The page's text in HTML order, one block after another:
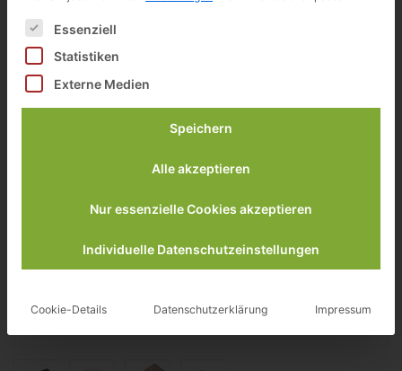
Zuletzt aktualisiert am: 8. August 2026 22:57
Es folgt eine Liste der Service-Gruppen, für die eine
Essenziell
Statistiken
Externe Medien
Speichern
Alle akzeptieren
Nur essenzielle Cookies akzeptieren
Individuelle Datenschutzeinstellungen
Cookie-Details Datenschutzerklärung Impressum